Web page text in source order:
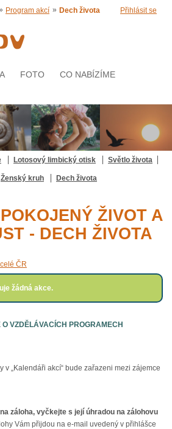
Přihlásit se
Program akcí » Dech života
FOTO
CO NABÍZÍME
Lotosový limbický otisk Světlo života
Ženský kruh Dech života
ŽIVOT A
- DECH ŽIVOTA
ČR
žádná akce.
VZDĚLÁVACÍCH PROGRAMECH
v „Kalendáři akcí“ bude zařazeni mezi zájemce
záloha, vyčkejte s její úhradou na zálohovu
Vám přijdou na e-mail uvedený v přihlášce